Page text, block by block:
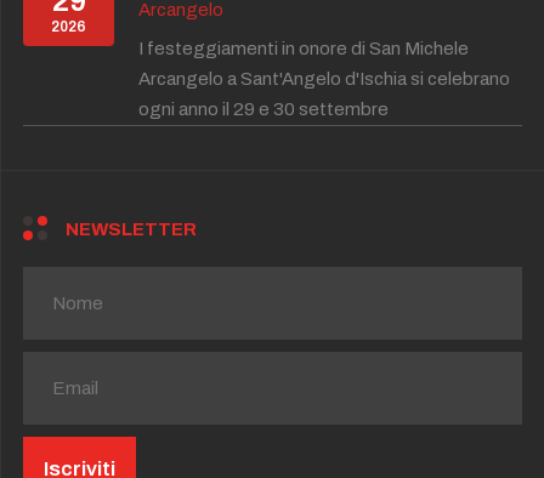
2026
Arcangelo
I festeggiamenti in onore di San Michele
Arcangelo a Sant'Angelo d'Ischia si celebrano
ogni anno il 29 e 30 settembre
NEWSLETTER